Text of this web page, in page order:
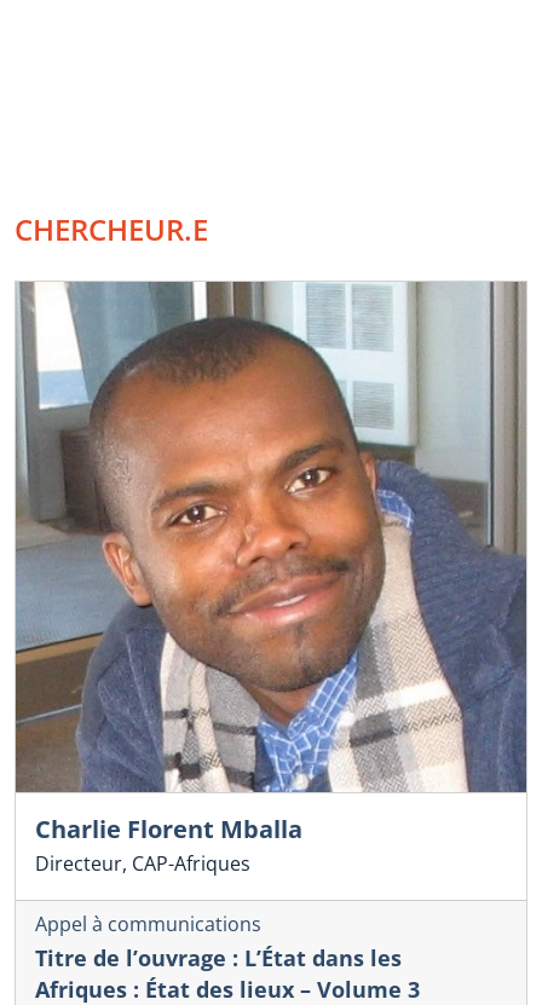
CHERCHEUR.E
Charlie Florent Mballa
Directeur, CAP-Afriques
Appel à communications
Titre de l’ouvrage : L’État dans les
Afriques : État des lieux – Volume 3